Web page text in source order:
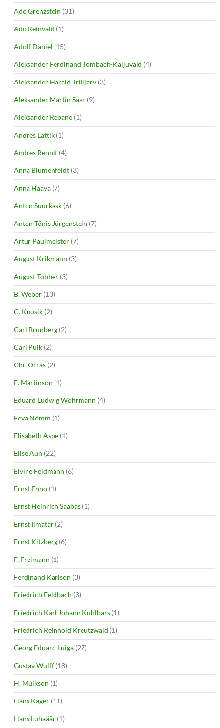
Ado Grenzstein (31)
Ado Reinvald (1)
Adolf Daniel (15)
Aleksander Ferdinand Tombach-Kaljuvald (4)
Aleksander Harald Trilljärv (3)
Aleksander Martin Saar (9)
Aleksander Rebane (1)
Andres Lattik (1)
Andres Rennit (4)
Anna Blumenfeldt (3)
Anna Haava (7)
Anton Suurkask (6)
Anton Tõnis Jürgenstein (7)
Artur Paulmeister (7)
August Krikmann (3)
August Tobber (3)
B. Weber (13)
C. Kuusik (2)
Carl Brunberg (2)
Carl Pulk (2)
Chr. Orras (2)
E. Martinson (1)
Eduard Ludwig Wöhrmann (4)
Eeva Nõmm (1)
Elisabeth Aspe (1)
Elise Aun (22)
Elvine Feldmann (6)
Ernst Enno (1)
Ernst Heinrich Saabas (1)
Ernst Ilmatar (2)
Ernst Kitzberg (6)
F. Freimann (1)
Ferdinand Karlson (3)
Friedrich Feldbach (3)
Friedrich Karl Johann Kuhlbars (1)
Friedrich Reinhold Kreutzwald (1)
Georg Eduard Luiga (27)
Gustav Wulff (18)
H. Mulkson (1)
Hans Käger (11)
Hans Luhaäär (1)